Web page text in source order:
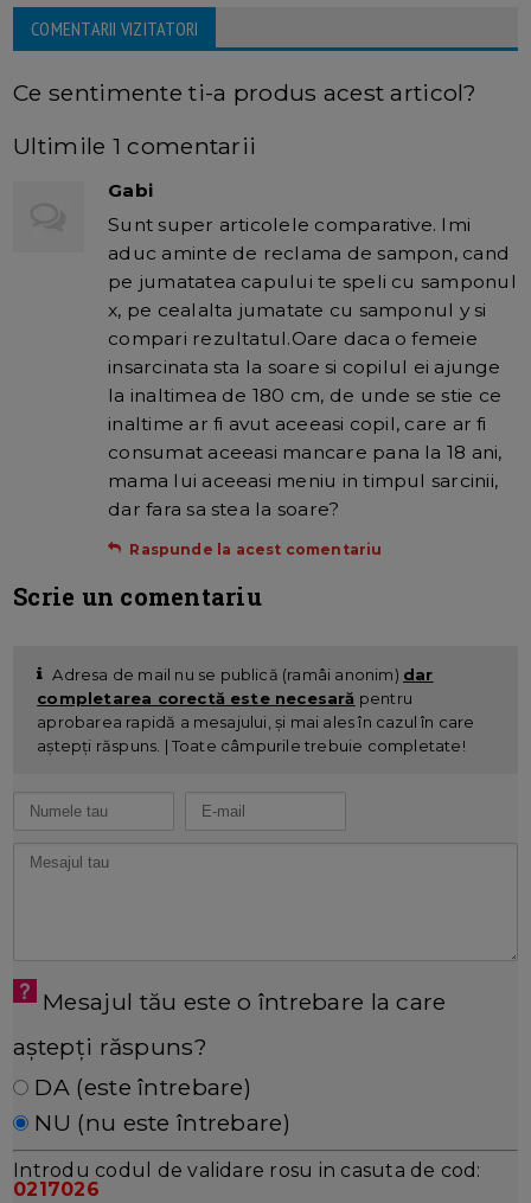
COMENTARII VIZITATORI
Ce sentimente ti-a produs acest articol?
Ultimile 1 comentarii
Gabi
Sunt super articolele comparative. Imi
aduc aminte de reclama de sampon, cand
pe jumatatea capului te speli cu samponul
x, pe cealalta jumatate cu samponul y si
compari rezultatul.Oare daca o femeie
insarcinata sta la soare si copilul ei ajunge
la inaltimea de 180 cm, de unde se stie ce
inaltime ar fi avut aceeasi copil, care ar fi
consumat aceeasi mancare pana la 18 ani,
mama lui aceeasi meniu in timpul sarcinii,
dar fara sa stea la soare?
Raspunde la acest comentariu
Scrie un comentariu
Adresa de mail nu se publică (ramâi anonim) dar
completarea corectă este necesară pentru
aprobarea rapidă a mesajului, și mai ales în cazul în care
aștepți răspuns. | Toate câmpurile trebuie completate!
Mesajul tău este o întrebare la care
aștepți răspuns?
DA (este întrebare)
NU (nu este întrebare)
Introdu codul de validare rosu in casuta de cod:
0217026